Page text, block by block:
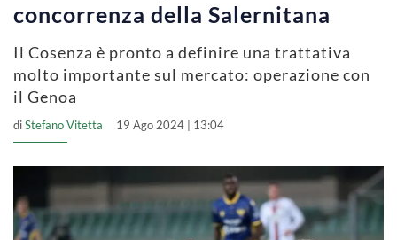
concorrenza della Salernitana
Il Cosenza è pronto a definire una trattativa
molto importante sul mercato: operazione con
il Genoa
diStefano Vitetta 19 Ago 2024 | 13:04